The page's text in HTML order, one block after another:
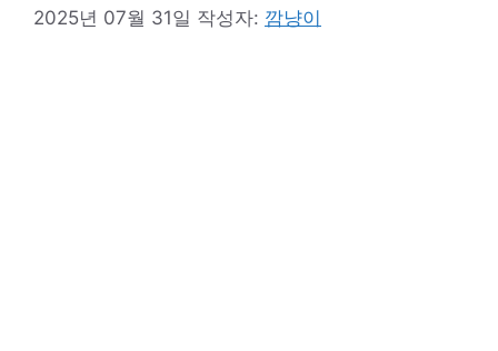
2025년 07월 31일 작성자: 깜냥이